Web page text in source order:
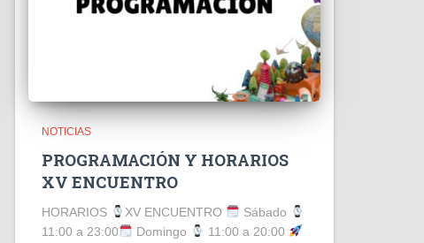
NOTICIAS
PROGRAMACIÓN Y HORARIOS
XV ENCUENTRO
HORARIOS XV ENCUENTRO
Sábado
11:00 a 23:00
Domingo
11:00 a 20:00